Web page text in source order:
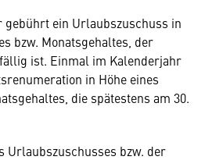
ein Urlaubszuschuss in
bzw. Monatsgehaltes, der
ist. Einmal im Kalenderjahr
in Höhe eines
die spätestens am 30.
Urlaubszuschusses bzw. der